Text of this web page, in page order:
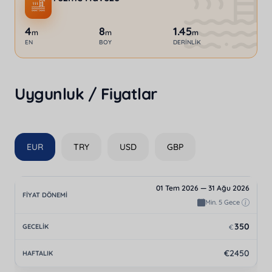
4m
EN
8m
BOY
1.45m
DERINLIK
Uygunluk / Fiyatlar
EUR TRY USD GBP
01 Tem 2026 — 31 Ağu 2026
Min. 5 Gece
€350
€2450